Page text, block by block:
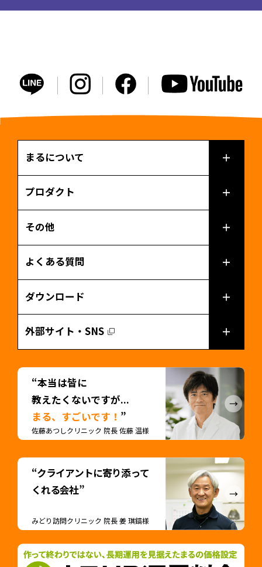
まるについて
プロダクト
その他
よくある質問
ダウンロード
外部サイト・SNS
“本当は皆に
教えたくないですが...
まる、すごいです！ ”
佐藤あつしクリニック 院長 佐藤 温様
“クライアントに寄り添って
くれる会社”
みどり訪問クリニック 院長 姜 琪鎬様